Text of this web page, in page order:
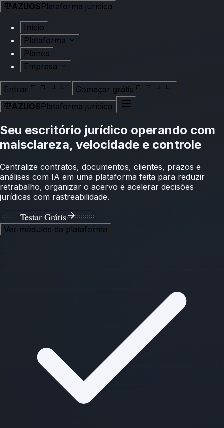
AZUOSPlataforma jurídica
Início
Plataforma
Planos
Empresa
Entrar
Começar grátis
AZUOSPlataforma jurídica
Seu escritório jurídico operando com
maisclareza, velocidade e controle
Centralize contratos, documentos, clientes, prazos e
análises com IA em uma plataforma feita para reduzir
retrabalho, organizar o acervo e acelerar decisões
jurídicas com rastreabilidade.
Testar Grátis
Ver módulos da plataforma